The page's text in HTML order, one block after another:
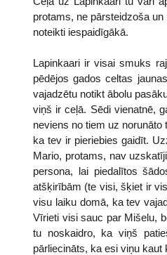
protams, ne pārsteidzoša
noteikti iespaidīgākā.
Lapinkaari ir visai smuks
pēdējos gados celtas
vajadzētu notikt ābolu
viņš ir ceļā. Sēdi vienatnē,
neviens no tiem uz
ka tev ir pieriebies gaidīt.
Mario, protams, nav
persona, lai piedalītos
atšķirībām (te visi, šķiet ir
visu laiku domā, ka tev
Vīrieti visi sauc par Mišelu,
tu noskaidro, ka viņš
pārliecināts, ka esi viņu kaut